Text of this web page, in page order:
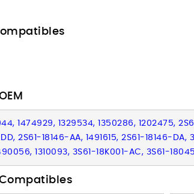
1474929, 1329534, 1350286, 1202475,
2S61-18146-AA, 1491615, 2S61-18146-
1310093, 3S61-18K001-AC, 3S61-